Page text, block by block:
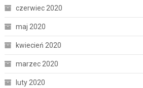
czerwiec 2020
maj 2020
kwiecień 2020
marzec 2020
luty 2020